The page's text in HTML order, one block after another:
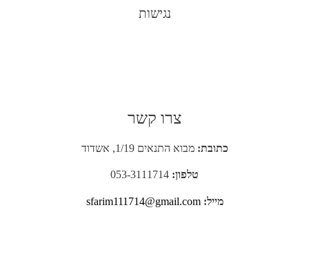
נגישות
צרו קשר
כתובת: מבוא התנאים 1/19, אשדוד
טלפון:
מייל: sfarim111714@gmail.com